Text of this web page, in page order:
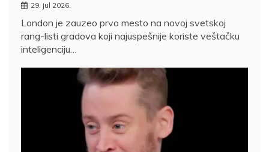
29. jul 2026.
London je zauzeo prvo mesto na novoj svetskoj
rang-listi gradova koji najuspešnije koriste veštačku
inteligenciju…